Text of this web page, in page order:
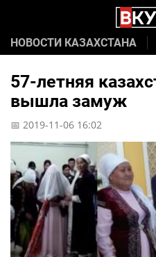
НОВОСТИ КАЗАХСТАНА
57-летняя
вышла замуж
📅 2019-11-06 16:02